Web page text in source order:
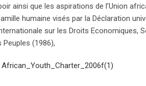
ainsi que les aspirations de l’Union
humaine visés par la Déclaration
sur les Droits Economiques,
Peuples (1986),
African_Youth_Charter_2006f(1)